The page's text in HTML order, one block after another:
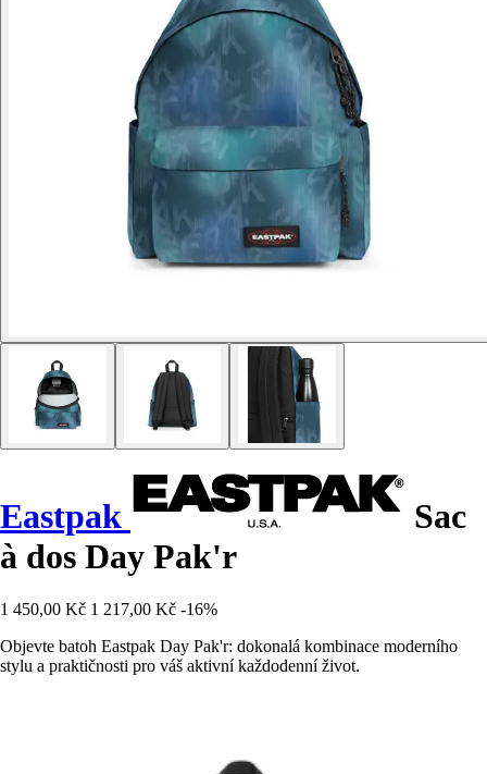
Eastpak
Sac
à dos Day Pak'r
1 450,00 Kč 1 217,00 Kč -16%
Objevte batoh Eastpak Day Pak'r: dokonalá kombinace moderního
stylu a praktičnosti pro váš aktivní každodenní život.